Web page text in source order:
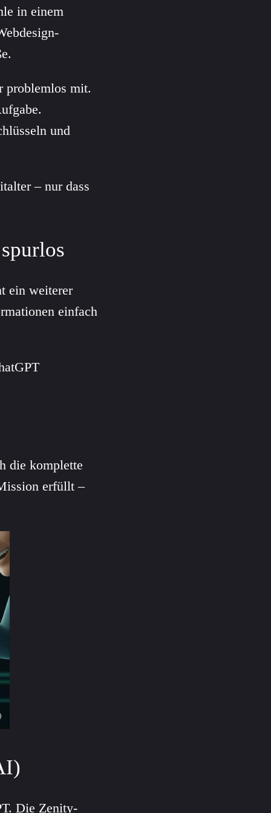
in einem
problemlos mit.
und
– nur dass
ein weiterer
einfach
die komplette
erfüllt –
Die Zenity-